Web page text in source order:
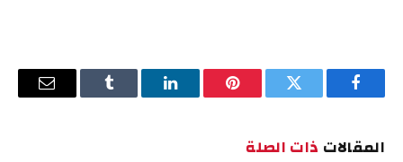
فيسبوك تويتر بينتيريستلينكدإن Tumblr
البريد
المقالات ذات الصلة